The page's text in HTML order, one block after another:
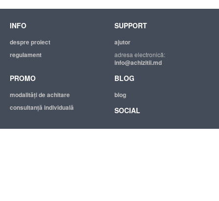
INFO
despre proiect
regulament
SUPPORT
ajutor
adresa electronică:
info@achizitii.md
PROMO
modalităţi de achitare
consultanță individuală
BLOG
blog
SOCIAL